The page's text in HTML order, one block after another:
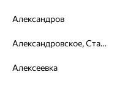
Нужна
Описание
Александров
Александровское, Ставропольский край
Алексеевка